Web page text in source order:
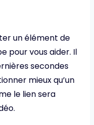
un élément de
pour vous aider. Il
secondes
mieux qu’un
le lien sera